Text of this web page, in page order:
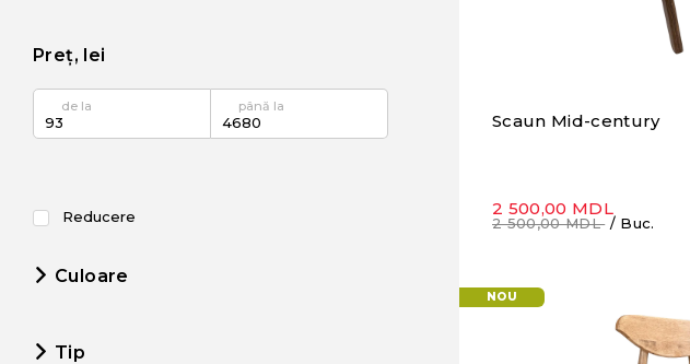
Viitorul
Waltz
Preț, lei
de la până la
Reducere
Culoare
Tip
Scaun Mid-century
2 500,00 MDL
2 500,00 MDL/ Buc.
NOU